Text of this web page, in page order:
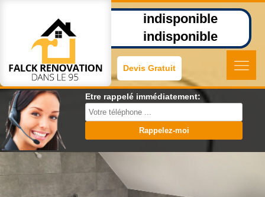
indisponible
indisponible
Devis Gratuit
Etre rappelé immédiatement: